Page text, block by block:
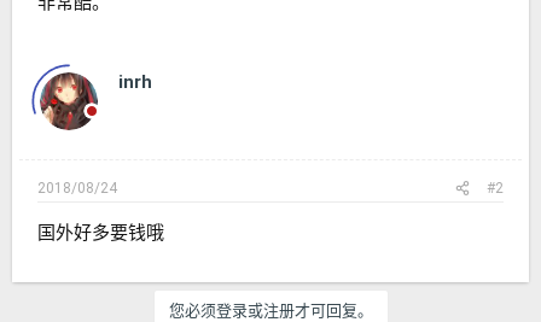
inrh
2018/08/24 #2
国外好多要钱哦
您必须登录或注册才可回复。